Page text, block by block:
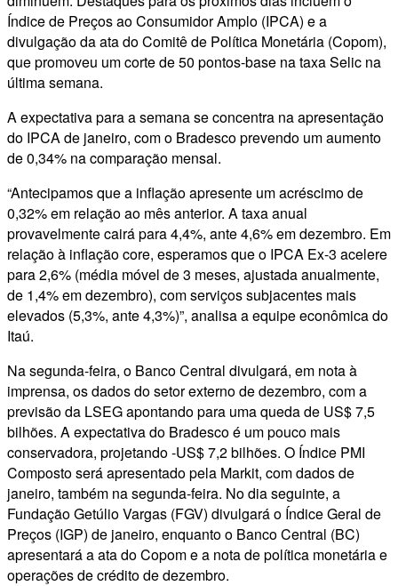
Índice de Preços ao Consumidor Amplo (IPCA) e a
divulgação da ata do Comitê de Política Monetária (Copom),
que promoveu um corte de 50 pontos-base na taxa Selic na
última semana.
A expectativa para a semana se concentra na apresentação
do IPCA de janeiro, com o Bradesco prevendo um aumento
de 0,34% na comparação mensal.
“Antecipamos que a inflação apresente um acréscimo de
0,32% em relação ao mês anterior. A taxa anual
provavelmente cairá para 4,4%, ante 4,6% em dezembro. Em
relação à inflação core, esperamos que o IPCA Ex-3 acelere
para 2,6% (média móvel de 3 meses, ajustada anualmente,
de 1,4% em dezembro), com serviços subjacentes mais
elevados (5,3%, ante 4,3%)”, analisa a equipe econômica do
Itaú.
Na segunda-feira, o Banco Central divulgará, em nota à
imprensa, os dados do setor externo de dezembro, com a
previsão da LSEG apontando para uma queda de US$ 7,5
bilhões. A expectativa do Bradesco é um pouco mais
conservadora, projetando -US$ 7,2 bilhões. O Índice PMI
Composto será apresentado pela Markit, com dados de
janeiro, também na segunda-feira. No dia seguinte, a
Fundação Getúlio Vargas (FGV) divulgará o Índice Geral de
Preços (IGP) de janeiro, enquanto o Banco Central (BC)
apresentará a ata do Copom e a nota de política monetária e
operações de crédito de dezembro.